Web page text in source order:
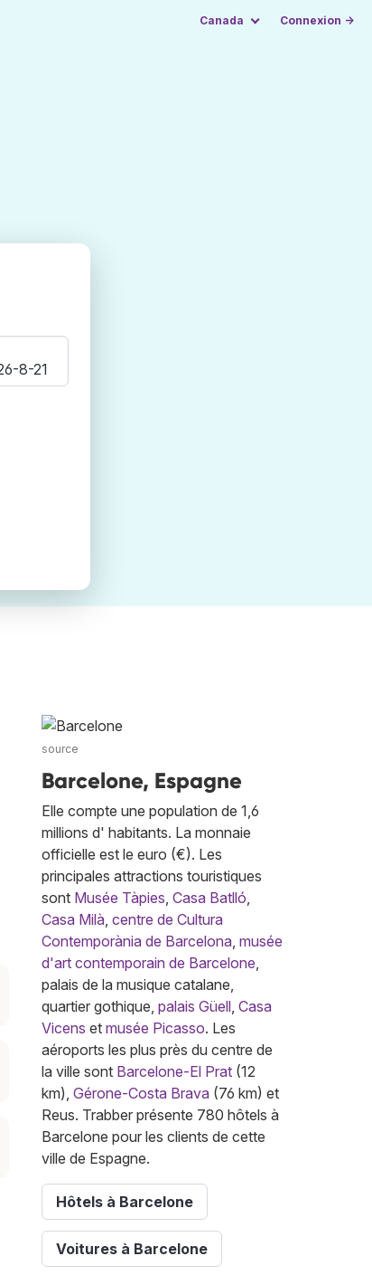
Canada Connexion →
source
Barcelone, Espagne
Elle compte une population de 1,6
millions d' habitants. La monnaie
officielle est le euro (€). Les
principales attractions touristiques
sont Musée Tàpies, Casa Batlló,
Casa Milà, centre de Cultura
Contemporània de Barcelona, musée
d'art contemporain de Barcelone,
palais de la musique catalane,
quartier gothique, palais Güell, Casa
Vicens et musée Picasso. Les
aéroports les plus près du centre de
la ville sont Barcelone-El Prat (12
km), Gérone-Costa Brava (76 km) et
Reus. Trabber présente 780 hôtels à
Barcelone pour les clients de cette
ville de Espagne.
Hôtels à Barcelone
Voitures à Barcelone